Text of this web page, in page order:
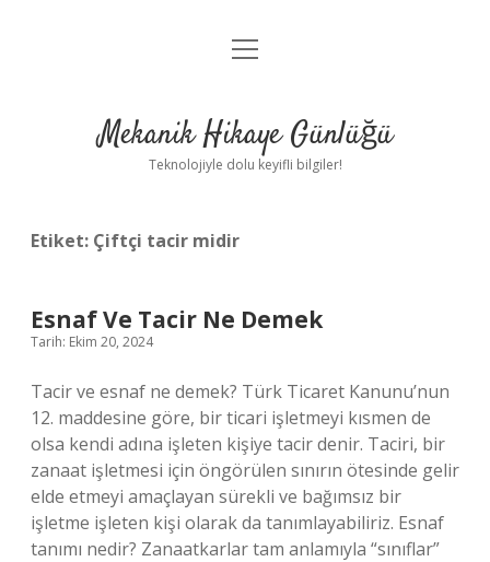
Anasayfa
Yasal Uyarı
menüyü
Mekanik Hikaye Günlüğü
Teknolojiyle dolu keyifli bilgiler!
Etiket: Çiftçi tacir midir
Esnaf Ve Tacir Ne Demek
Tarih: Ekim 20, 2024
Tacir ve esnaf ne demek? Türk Ticaret Kanunu’nun
12. maddesine göre, bir ticari işletmeyi kısmen de
olsa kendi adına işleten kişiye tacir denir. Taciri, bir
zanaat işletmesi için öngörülen sınırın ötesinde gelir
elde etmeyi amaçlayan sürekli ve bağımsız bir
işletme işleten kişi olarak da tanımlayabiliriz. Esnaf
tanımı nedir? Zanaatkarlar tam anlamıyla “sınıflar”